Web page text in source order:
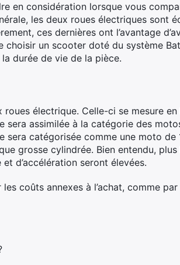
en considération lorsque vous
les deux roues électriques sont
ces dernières ont l’avantage
un scooter doté du système
durée de vie de la pièce.
électrique. Celle-ci se mesure en
sera assimilée à la catégorie des
sera catégorisée comme une moto de
grosse cylindrée. Bien entendu,
d’accélération seront élevées.
coûts annexes à l’achat, comme